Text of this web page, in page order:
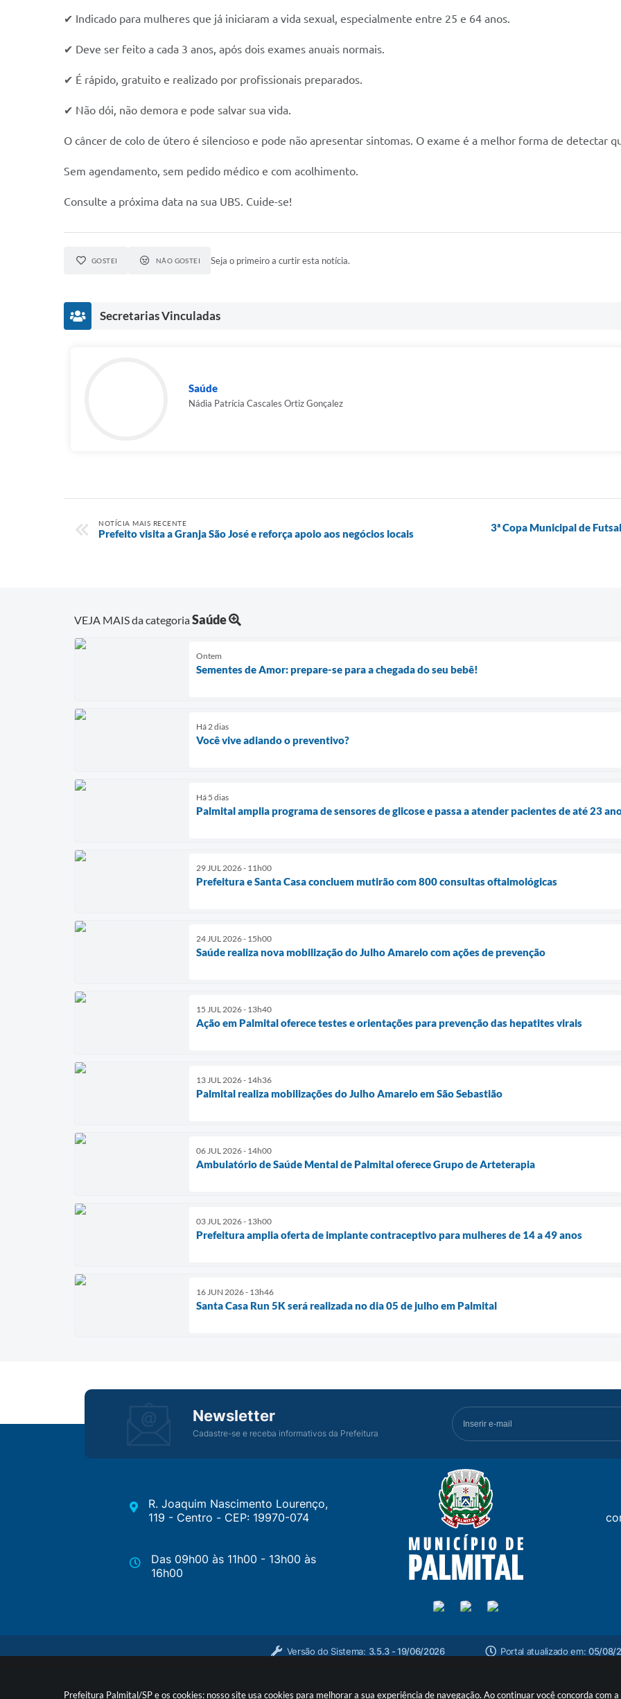
Prefeitura Palmital/SP e os cookies: nosso site usa cookies para melhorar a sua experiência de navegação. Ao continuar você concorda com
✔ Indicado para mulheres que já iniciaram a vida sexual, especialmente entre 25 e 64 anos.
✔ Deve ser feito a cada 3 anos, após dois exames anuais normais.
✔ É rápido, gratuito e realizado por profissionais preparados.
✔ Não dói, não demora e pode salvar sua vida.
O câncer de colo de útero é silencioso e pode não apresentar sintomas. O exame é a melhor forma de detectar
Sem agendamento, sem pedido médico e com acolhimento.
Consulte a próxima data na sua UBS. Cuide-se!
GOSTEI NÃO GOSTEI Seja o primeiro a curtir esta notícia.
Secretarias Vinculadas
Saúde
Nádia Patrícia Cascales Ortiz Gonçalez
NOTÍCIA MAIS RECENTE
Prefeito visita a Granja São José e reforça apoio aos negócios locais 3ª Copa Municipal de
VEJA MAIS da categoriaSaúde
Ontem
Sementes de Amor: prepare-se para a chegada do seu bebê!
Há 2 dias
Você vive adiando o preventivo?
Há 5 dias
Palmital amplia programa de sensores de glicose e passa a atender pacientes de até 23
29 JUL 2026 - 11h00
Prefeitura e Santa Casa concluem mutirão com 800 consultas oftalmológicas
24 JUL 2026 - 15h00
Saúde realiza nova mobilização do Julho Amarelo com ações de prevenção
15 JUL 2026 - 13h40
Ação em Palmital oferece testes e orientações para prevenção das hepatites virais
13 JUL 2026 - 14h36
Palmital realiza mobilizações do Julho Amarelo em São Sebastião
06 JUL 2026 - 14h00
Ambulatório de Saúde Mental de Palmital oferece Grupo de Arteterapia
03 JUL 2026 - 13h00
Prefeitura amplia oferta de implante contraceptivo para mulheres de 14 a 49 anos
16 JUN 2026 - 13h46
Santa Casa Run 5K será realizada no dia 05 de julho em Palmital
Newsletter
Cadastre-se e receba informativos da Prefeitura
R. Joaquim Nascimento Lourenço,
119 - Centro - CEP: 19970-074
Das 09h00 às 11h00 - 13h00 às
16h00
Versão do Sistema: 3.5.3 - 19/06/2026 Portal atualizado em: 05/08/
© Copyright Instar - 2006-2026. Todos os direitos reservados -Instar